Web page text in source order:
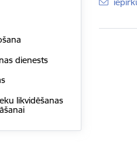
dienests
likvidēšanas